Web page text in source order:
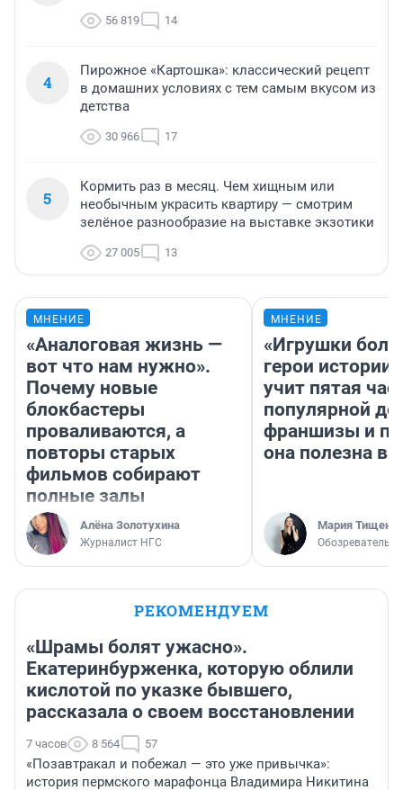
56 819 14
4
Пирожное «Картошка»: классический рецепт
в домашних условиях с тем самым вкусом из
детства
30 966 17
5
Кормить раз в месяц. Чем хищным или
необычным украсить квартиру — смотрим
зелёное разнообразие на выставке экзотики
27 005 13
МНЕНИЕ
«Аналоговая жизнь —
вот что нам нужно».
Почему новые
блокбастеры
проваливаются, а
повторы старых
фильмов собирают
полные залы
Алёна Золотухина
Журналист НГС
МНЕНИЕ
«Игрушки
герои
учит пятая
популярной
франшизы и
она полезна
Мария Тищенко
Обозреватель
РЕКОМЕНДУЕМ
«Шрамы болят ужасно».
Екатеринбурженка, которую облили
кислотой по указке бывшего,
рассказала о своем восстановлении
7 часов 8 564 57
«Позавтракал и побежал — это уже привычка»:
история пермского марафонца Владимира Никитина